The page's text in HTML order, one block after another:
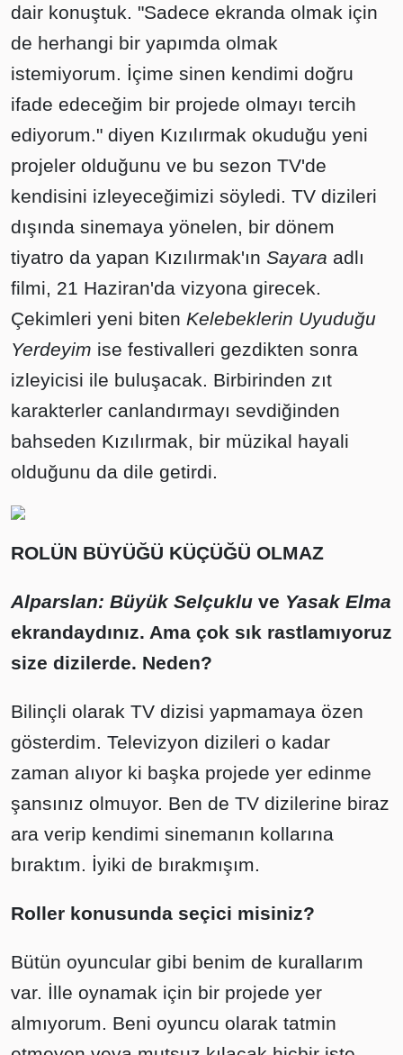
dair konuştuk. "Sadece ekranda olmak için
de herhangi bir yapımda olmak
istemiyorum. İçime sinen kendimi doğru
ifade edeceğim bir projede olmayı tercih
ediyorum." diyen Kızılırmak okuduğu yeni
projeler olduğunu ve bu sezon TV'de
kendisini izleyeceğimizi söyledi. TV dizileri
dışında sinemaya yönelen, bir dönem
tiyatro da yapan Kızılırmak'ın Sayara adlı
filmi, 21 Haziran'da vizyona girecek.
Çekimleri yeni biten Kelebeklerin Uyuduğu
Yerdeyim ise festivalleri gezdikten sonra
izleyicisi ile buluşacak. Birbirinden zıt
karakterler canlandırmayı sevdiğinden
bahseden Kızılırmak, bir müzikal hayali
olduğunu da dile getirdi.
ROLÜN BÜYÜĞÜ KÜÇÜĞÜ OLMAZ
Alparslan: Büyük Selçuklu ve Yasak Elma
ekrandaydınız. Ama çok sık rastlamıyoruz
size dizilerde. Neden?
Bilinçli olarak TV dizisi yapmamaya özen
gösterdim. Televizyon dizileri o kadar
zaman alıyor ki başka projede yer edinme
şansınız olmuyor. Ben de TV dizilerine biraz
ara verip kendimi sinemanın kollarına
bıraktım. İyiki de bırakmışım.
Roller konusunda seçici misiniz?
Bütün oyuncular gibi benim de kurallarım
var. İlle oynamak için bir projede yer
almıyorum. Beni oyuncu olarak tatmin